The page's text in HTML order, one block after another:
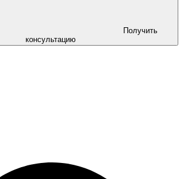
Получить
консультацию